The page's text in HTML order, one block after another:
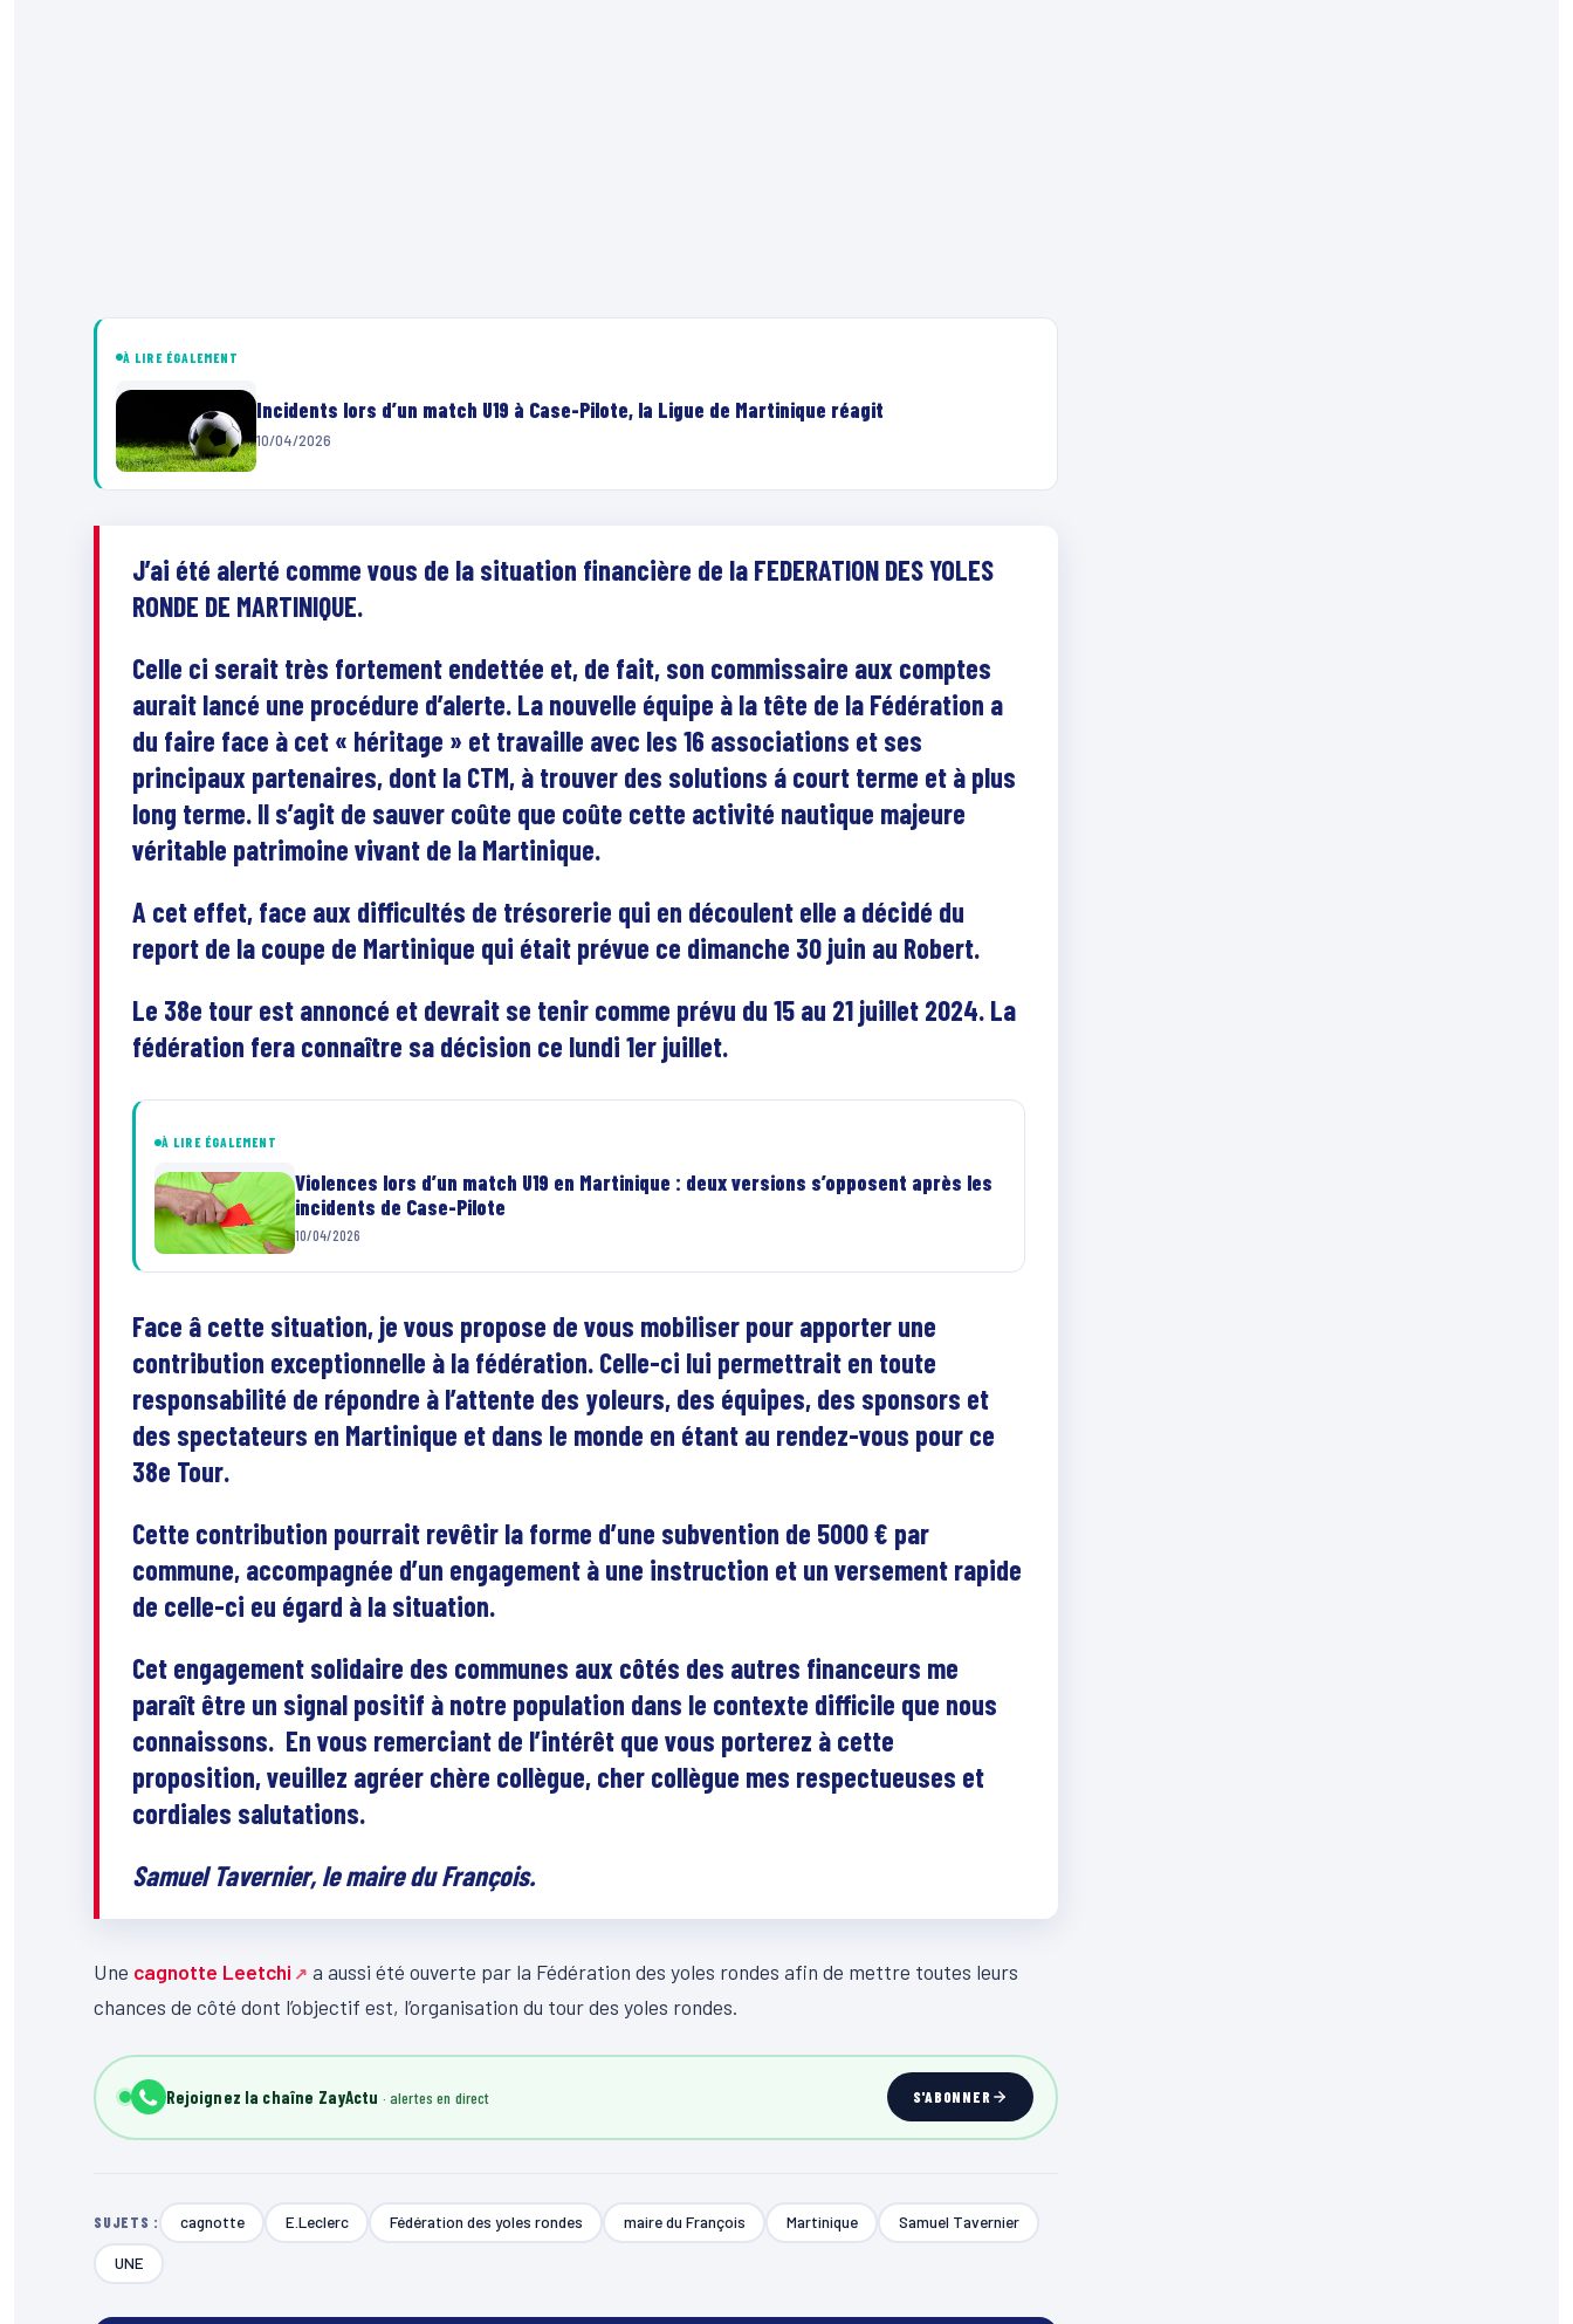
À LIRE ÉGALEMENT
Incidents lors d’un match U19 à Case-Pilote, la Ligue de Martinique réagit
10/04/2026
J’ai été alerté comme vous de la situation financière de la FEDERATION DES YOLES
RONDE DE MARTINIQUE.
Celle ci serait très fortement endettée et, de fait, son commissaire aux comptes
aurait lancé une procédure d’alerte. La nouvelle équipe à la tête de la Fédération a
du faire face à cet « héritage » et travaille avec les 16 associations et ses
principaux partenaires, dont la CTM, à trouver des solutions á court terme et à plus
long terme. Il s’agit de sauver coûte que coûte cette activité nautique majeure
véritable patrimoine vivant de la Martinique.
A cet effet, face aux difficultés de trésorerie qui en découlent elle a décidé du
report de la coupe de Martinique qui était prévue ce dimanche 30 juin au Robert.
Le 38e tour est annoncé et devrait se tenir comme prévu du 15 au 21 juillet 2024. La
fédération fera connaître sa décision ce lundi 1er juillet.
À LIRE ÉGALEMENT
Violences lors d’un match U19 en Martinique : deux versions s’opposent après les
incidents de Case-Pilote
10/04/2026
Face â cette situation, je vous propose de vous mobiliser pour apporter une
contribution exceptionnelle à la fédération. Celle-ci lui permettrait en toute
responsabilité de répondre à l’attente des yoleurs, des équipes, des sponsors et
des spectateurs en Martinique et dans le monde en étant au rendez-vous pour ce
38e Tour.
Cette contribution pourrait revêtir la forme d’une subvention de 5000 € par
commune, accompagnée d’un engagement à une instruction et un versement rapide
de celle-ci eu égard à la situation.
Cet engagement solidaire des communes aux côtés des autres financeurs me
paraît être un signal positif à notre population dans le contexte difficile que nous
connaissons. En vous remerciant de l’intérêt que vous porterez à cette
proposition, veuillez agréer chère collègue, cher collègue mes respectueuses et
cordiales salutations.
Samuel Tavernier, le maire du François.
Une cagnotte Leetchi
a aussi été ouverte par la Fédération des yoles rondes afin de mettre toutes leurs
chances de côté dont l’objectif est, l’organisation du tour des yoles rondes.
Rejoignez la chaîne ZayActu S'ABONNER
SUJETS : cagnotte E.Leclerc Fédération des yoles rondes maire du François Martinique Samuel Tavernier
UNE